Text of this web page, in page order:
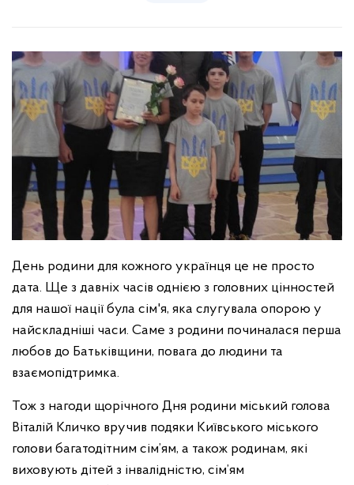
День родини для кожного українця це не просто
дата. Ще з давніх часів однією з головних цінностей
для нашої нації була сім'я, яка слугувала опорою у
найскладніші часи. Саме з родини починалася перша
любов до Батьківщини, повага до людини та
взаємопідтримка.
Тож з нагоди щорічного Дня родини міський голова
Віталій Кличко вручив подяки Київського міського
голови багатодітним сім’ям, а також родинам, які
виховують дітей з інвалідністю, сім’ям